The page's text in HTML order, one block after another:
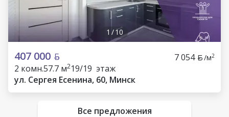
1 /10
407 000 7 054 /м2
2 комн.57.7 м219/19 этаж
ул. Сергея Есенина, 60, Минск
Все предложения